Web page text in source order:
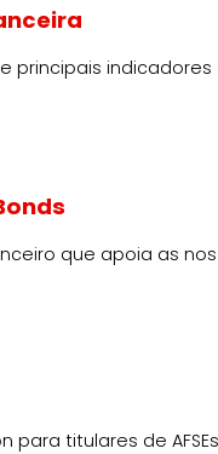
principais
que apoia as
para titulares de